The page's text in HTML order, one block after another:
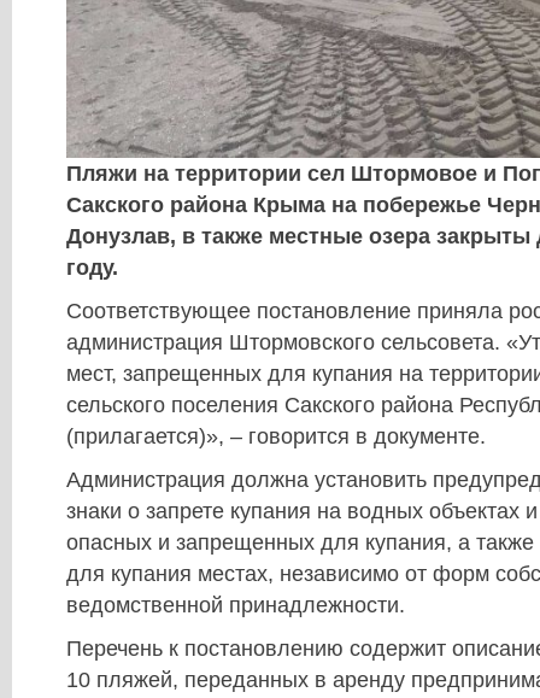
Пляжи на территории сел Штормовое и
Сакского района Крыма на побережье
Донузлав, в также местные озера закрыты
году.
Соответствующее постановление приняла
администрация Штормовского сельсовета.
мест, запрещенных для купания на
сельского поселения Сакского района
(прилагается)», – говорится в документе.
Администрация должна установить
знаки о запрете купания на водных объектах
опасных и запрещенных для купания, а
для купания местах, независимо от форм
ведомственной принадлежности.
Перечень к постановлению содержит
10 пляжей, переданных в аренду